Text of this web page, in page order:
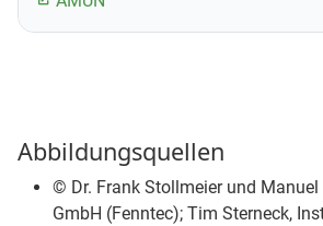
Abbildungsquellen
© Dr. Frank Stollmeier und Manuel
GmbH (Fenntec); Tim Sterneck,